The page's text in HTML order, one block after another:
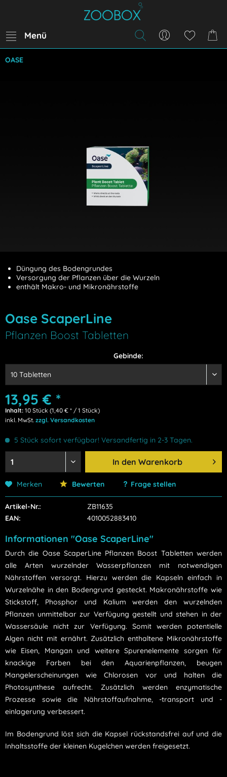
Menü
OASE
Düngung des Bodengrundes
Versorgung der Pflanzen über die Wurzeln
enthält Makro- und Mikronährstoffe
Oase ScaperLine
Pflanzen Boost Tabletten
Gebinde:
13,95 € *
Inhalt: 10 Stück (1,40 € * / 1 Stück)
inkl. MwSt. zzgl. Versandkosten
5 Stück sofort verfügbar! Versandfertig in 2-3 Tagen.
In den Warenkorb
Merken Bewerten Frage stellen
Artikel-Nr.:
ZB11635
EAN:
4010052883410
Informationen "Oase ScaperLine"
Durch die Oase ScaperLine Pflanzen Boost Tabletten werden
alle Arten wurzelnder Wasserpflanzen mit notwendigen
Nährstoffen versorgt. Hierzu werden die Kapseln einfach in
Wurzelnähe in den Bodengrund gesteckt. Makronährstoffe wie
Stickstoff, Phosphor und Kalium werden den wurzelnden
Pflanzen unmittelbar zur Verfügung gestellt und stehen in der
Wassersäule nicht zur Verfügung. Somit werden potentielle
Algen nicht mit ernährt. Zusätzlich enthaltene Mikronährstoffe
wie Eisen, Mangan und weitere Spurenelemente sorgen für
knackige Farben bei den Aquarienpflanzen, beugen
Mangelerscheinungen wie Chlorosen vor und halten die
Photosynthese aufrecht. Zusätzlich werden enzymatische
Prozesse sowie die Nährstoffaufnahme, -transport und -
einlagerung verbessert.
Im Bodengrund löst sich die Kapsel rückstandsfrei auf und die
Inhaltsstoffe der kleinen Kugelchen werden freigesetzt.